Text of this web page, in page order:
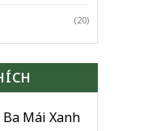
(20)
Mái Xanh